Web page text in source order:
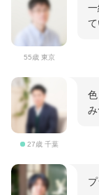
55歳 東京
27歳 千葉